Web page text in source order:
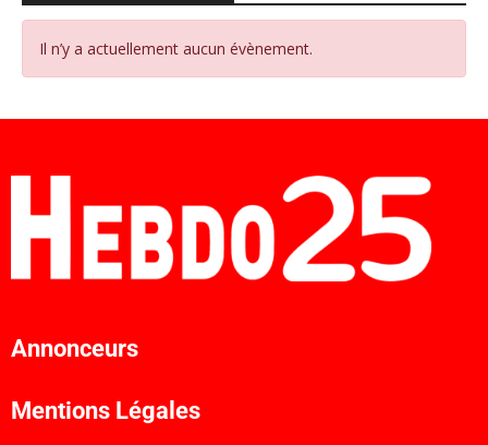
Il n’y a actuellement aucun évènement.
Annonceurs
Mentions Légales